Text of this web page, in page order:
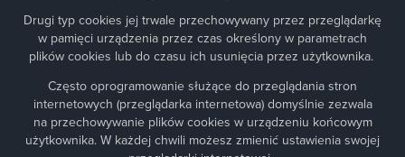
Drugi typ cookies jej trwale przechowywany przez przeglądarkę
w pamięci urządzenia przez czas określony w parametrach
plików cookies lub do czasu ich usunięcia przez użytkownika.
Często oprogramowanie służące do przeglądania stron
internetowych (przeglądarka internetowa) domyślnie zezwala
na przechowywanie plików cookies w urządzeniu końcowym
użytkownika. W każdej chwili możesz zmienić ustawienia swojej